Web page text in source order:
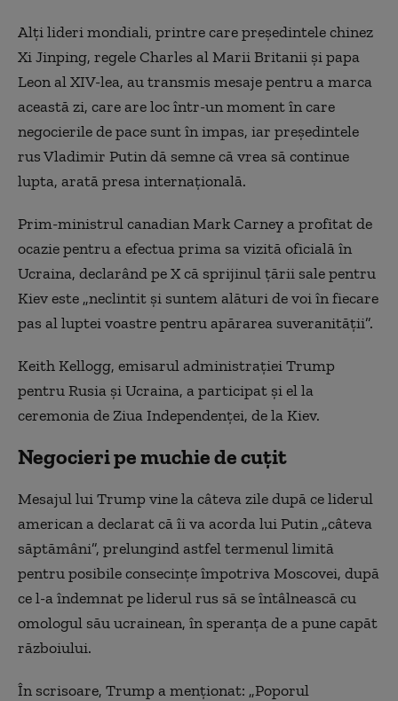
Alţi lideri mondiali, printre care preşedintele chinez
Xi Jinping, regele Charles al Marii Britanii şi papa
Leon al XIV-lea, au transmis mesaje pentru a marca
această zi, care are loc într-un moment în care
negocierile de pace sunt în impas, iar preşedintele
rus Vladimir Putin dă semne că vrea să continue
lupta, arată presa internațională.
Prim-ministrul canadian Mark Carney a profitat de
ocazie pentru a efectua prima sa vizită oficială în
Ucraina, declarând pe X că sprijinul ţării sale pentru
Kiev este „neclintit şi suntem alături de voi în fiecare
pas al luptei voastre pentru apărarea suveranităţii”.
Keith Kellogg, emisarul administraţiei Trump
pentru Rusia şi Ucraina, a participat şi el la
ceremonia de Ziua Independenţei, de la Kiev.
Negocieri pe muchie de cuțit
Mesajul lui Trump vine la câteva zile după ce liderul
american a declarat că îi va acorda lui Putin „câteva
săptămâni”, prelungind astfel termenul limită
pentru posibile consecinţe împotriva Moscovei, după
ce l-a îndemnat pe liderul rus să se întâlnească cu
omologul său ucrainean, în speranţa de a pune capăt
războiului.
În scrisoare, Trump a menţionat: „Poporul